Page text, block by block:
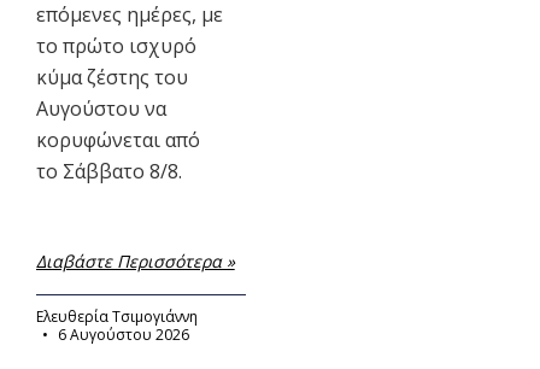
επόμενες ημέρες, με
το πρώτο ισχυρό
κύμα ζέστης του
Αυγούστου να
κορυφώνεται από
το Σάββατο 8/8.
Διαβάστε Περισσότερα »
Ελευθερία Τσιμογιάννη
6 Αυγούστου 2026